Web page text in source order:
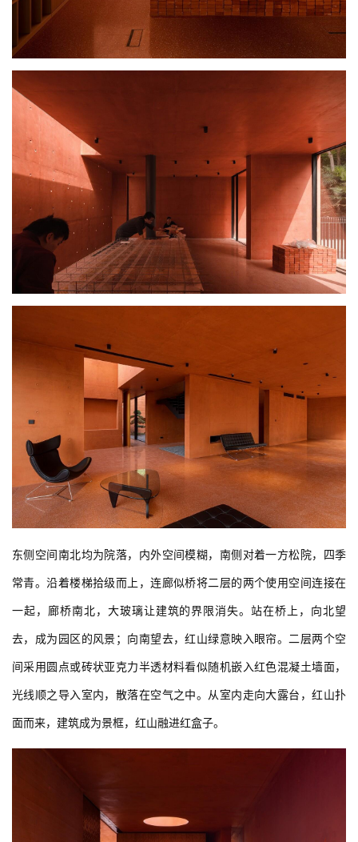
东侧空间南北均为院落，内外空间模糊，南侧对着一方松院，四季
常青。沿着楼梯拾级而上，连廊似桥将二层的两个使用空间连接在
一起，廊桥南北，大玻璃让建筑的界限消失。站在桥上，向北望
去，成为园区的风景；向南望去，红山绿意映入眼帘。二层两个空
间采用圆点或砖状亚克力半透材料看似随机嵌入红色混凝土墙面，
光线顺之导入室内，散落在空气之中。从室内走向大露台，红山扑
面而来，建筑成为景框，红山融进红盒子。